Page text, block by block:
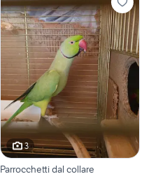
3
Parrocchetti dal collare